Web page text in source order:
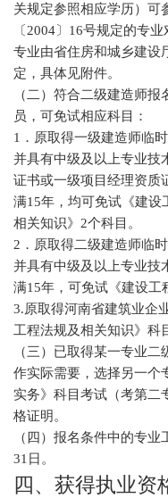
关规定参照相应学历）可
〔2004〕16号规定的专
专业由省住房和城乡建设
定，具体见附件。
（二）符合二级建造师
员，可免试相应科目：
1．原取得一级建造师临
并具有中级及以上专业技
证书或一级项目经理资质
满15年，均可免试《建设
相关知识》2个科目。
2．原取得二级建造师临
并具有中级及以上专业技
满15年，可免试《建设工
3.原取得河南省建筑业企
工程法规及相关知识》科
（三）已取得某一专业
作实际需要，选择另一个
实务》科目考试（考第二
格证明。
（四）报名条件中的专
31日。
四、获得执业资